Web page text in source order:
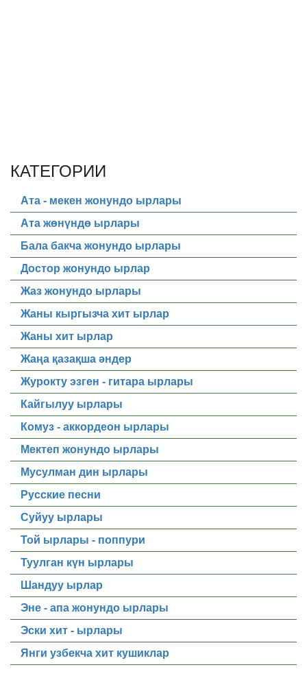
КАТЕГОРИИ
Ата - мекен жонундо ырлары
Ата жөнүндө ырлары
Бала бакча жонундо ырлары
Достор жонундо ырлар
Жаз жонундо ырлары
Жаны кыргызча хит ырлар
Жаны хит ырлар
Жаңа қазақша әндер
Журокту эзген - гитара ырлары
Кайгылуу ырлары
Комуз - аккордеон ырлары
Мектеп жонундо ырлары
Мусулман дин ырлары
Русские песни
Суйуу ырлары
Той ырлары - поппури
Туулган күн ырлары
Шандуу ырлар
Эне - апа жонундо ырлары
Эски хит - ырлары
Янги узбекча хит кушиклар